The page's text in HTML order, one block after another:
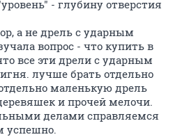
- глубину отверстия
а не дрель с ударным
вопрос - что купить в
все эти дрели с ударным
лучше брать отдельно
маленькую дрель
и прочей мелочи.
делами справляемся
успешно.